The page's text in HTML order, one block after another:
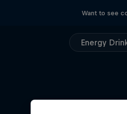
Want to see
Energy